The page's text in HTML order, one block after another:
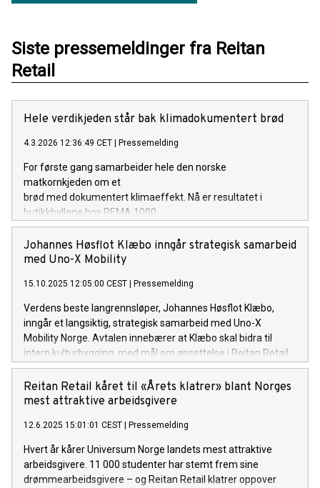
Siste pressemeldinger fra Reitan
Retail
Hele verdikjeden står bak klimadokumentert brød
4.3.2026 12:36:49 CET Pressemelding
For første gang samarbeider hele den norske
matkornkjeden om et
brød med dokumentert klimaeffekt. Nå er resultatet i
butikkhyllene hos REMA 1000.
Johannes Høsflot Klæbo inngår strategisk samarbeid
med Uno-X Mobility
15.10.2025 12:05:00 CEST Pressemelding
Verdens beste langrennsløper, Johannes Høsflot Klæbo,
inngår et langsiktig, strategisk samarbeid med Uno-X
Mobility Norge. Avtalen innebærer at Klæbo skal bidra til
intern kulturbygging, med mål om ansettelse i Reitan Retail
etter endt idrettskarriere.
Reitan Retail kåret til «Årets klatrer» blant Norges
mest attraktive arbeidsgivere
12.6.2025 15:01:01 CEST Pressemelding
Hvert år kårer Universum Norge landets mest attraktive
arbeidsgivere. 11 000 studenter har stemt frem sine
drømmearbeidsgivere – og Reitan Retail klatrer oppover